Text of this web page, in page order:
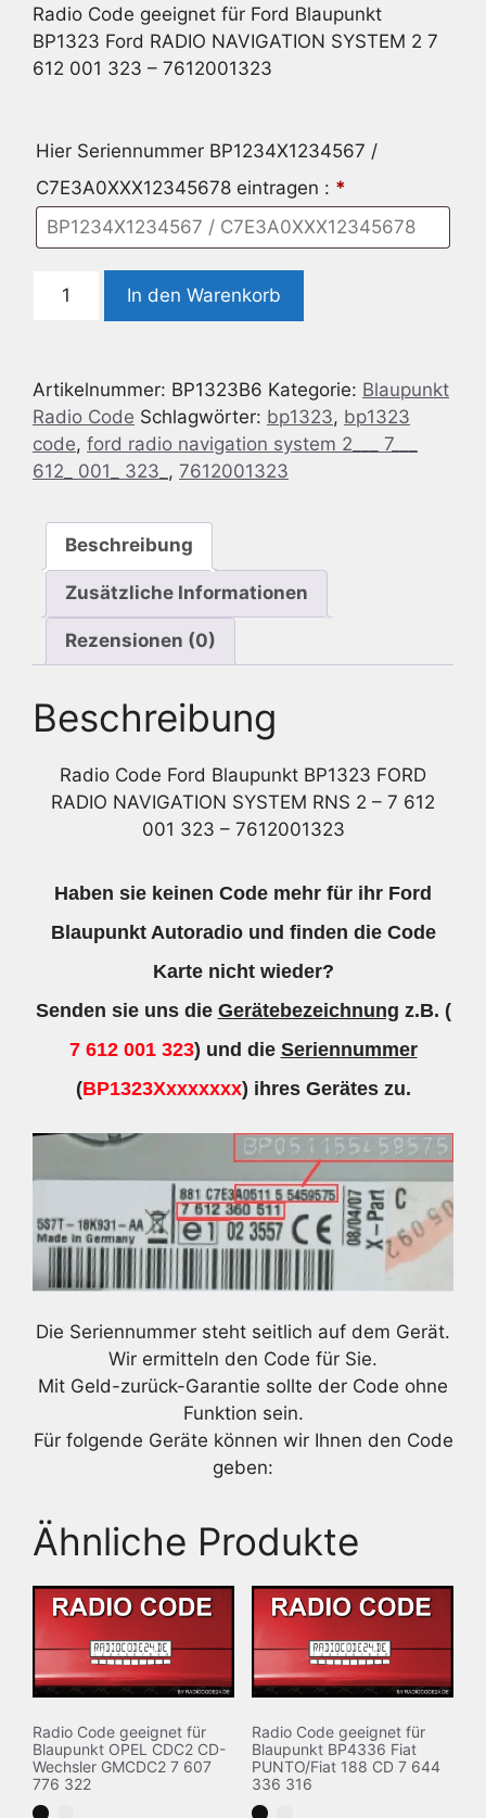
Radio Code geeignet für Ford Blaupunkt
BP1323 Ford RADIO NAVIGATION SYSTEM 2 7
612 001 323 – 7612001323
Hier Seriennummer BP1234X1234567 /
C7E3A0XXX12345678 eintragen : *
Code
Ford
Blaupunkt
BP1323
Ford
NAVIGATION
SYSTEM
001
-
Menge
In den Warenkorb
Artikelnummer: BP1323B6 Kategorie: Blaupunkt
Radio Code Schlagwörter: bp1323, bp1323
code, ford radio navigation system 2___ 7___
612_ 001_ 323_ , 7612001323
Beschreibung
Zusätzliche Informationen
Rezensionen (0)
Beschreibung
Radio Code Ford Blaupunkt BP1323 FORD
RADIO NAVIGATION SYSTEM RNS 2 – 7 612
001 323 – 7612001323
Haben sie keinen Code mehr für ihr Ford
Blaupunkt Autoradio und finden die Code
Karte nicht wieder?
Senden sie uns die Gerätebezeichnung z.B. (
7 612 001 323) und die Seriennummer
(BP1323Xxxxxxxx) ihres Gerätes zu.
Die Seriennummer steht seitlich auf dem Gerät.
Wir ermitteln den Code für Sie.
Mit Geld-zurück-Garantie sollte der Code ohne
Funktion sein.
Für folgende Geräte können wir Ihnen den Code
geben:
Ähnliche Produkte
Radio Code geeignet für
Blaupunkt OPEL CDC2 CD-
Wechsler GMCDC2 7 607
776 322
Radio Code geeignet für
Blaupunkt BP4336 Fiat
PUNTO/Fiat 188 CD 7 644
336 316